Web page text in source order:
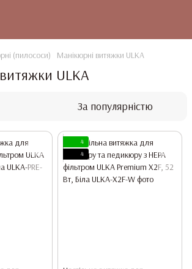
(пилососи) Манікюрні витяжки ULKA
ULKA
За популярністю
4
4